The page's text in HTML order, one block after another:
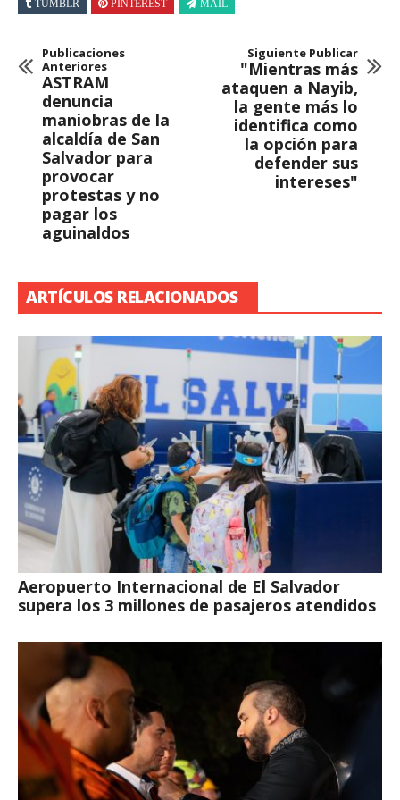
TUMBLR PINTEREST MAIL
Publicaciones
Anteriores
ASTRAM
denuncia
maniobras de la
alcaldía de San
Salvador para
provocar
protestas y no
pagar los
aguinaldos
Siguiente Publicar
"Mientras más
ataquen a Nayib,
la gente más lo
identifica como
la opción para
defender sus
intereses"
ARTÍCULOS RELACIONADOS
Aeropuerto Internacional de El Salvador
supera los 3 millones de pasajeros atendidos